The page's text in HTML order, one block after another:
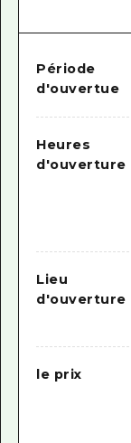
Période
d'ouvertue
Heures
d'ouverture
Lieu
d'ouverture
le prix